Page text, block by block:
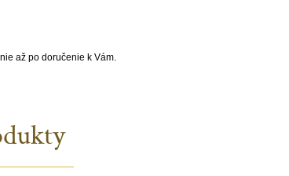
až po doručenie k Vám.